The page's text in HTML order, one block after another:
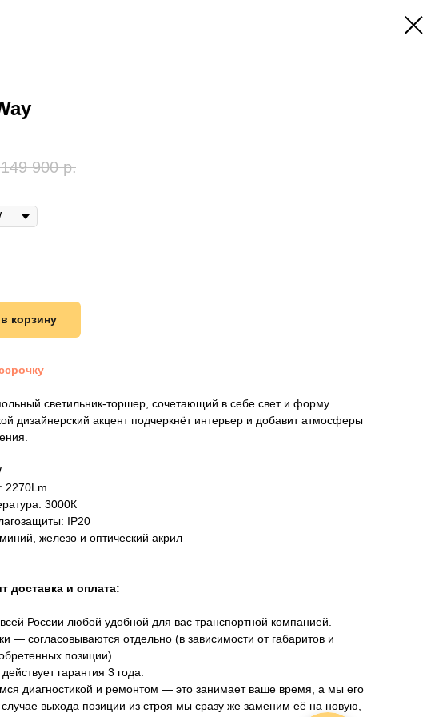
149 900 р.
корзину
светильник-торшер, сочетающий в себе свет и форму
дизайнерский акцент подчеркнёт интерьер и добавит атмосферы
2270Lm
3000К
IP20
железо и оптический акрил
доставка и оплата:
России любой удобной для вас транспортной компанией.
— согласовываются отдельно (в зависимости от габаритов и
позиции)
гарантия 3 года.
диагностикой и ремонтом — это занимает ваше время, а мы его
выхода позиции из строя мы сразу же заменим её на новую,